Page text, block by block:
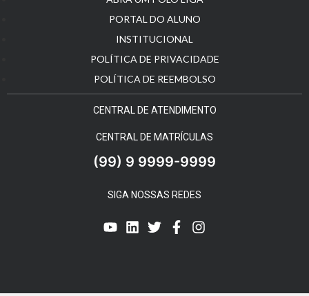
PORTAL DO ALUNO
INSTITUCIONAL
POLÍTICA DE PRIVACIDADE
POLÍTICA DE REEMBOLSO
CENTRAL DE ATENDIMENTO
CENTRAL DE MATRÍCULAS
(99) 9 9999-9999
SIGA NOSSAS REDES